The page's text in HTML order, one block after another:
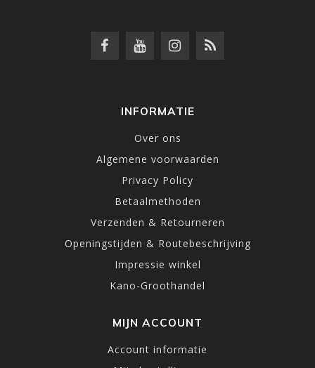
INFORMATIE
Over ons
Algemene voorwaarden
Privacy Policy
Betaalmethoden
Verzenden & Retourneren
Openingstijden & Routebeschrijving
Impressie winkel
Kano-Groothandel
MIJN ACCOUNT
Account informatie